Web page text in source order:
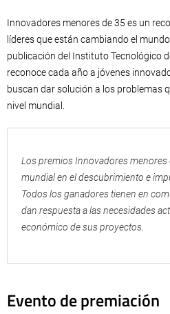
Innovadores menores de 35 es un
líderes que están cambiando el
publicación del Instituto Tecnológico
reconoce cada año a jóvenes
buscan dar solución a los problemas
nivel mundial.
Los premios Innovadores
mundial en el descubrimiento e
Todos los ganadores tienen en
dan respuesta a las necesidades
económico de sus proyectos.
Evento de premiación